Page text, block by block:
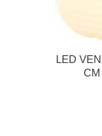
LED
CM